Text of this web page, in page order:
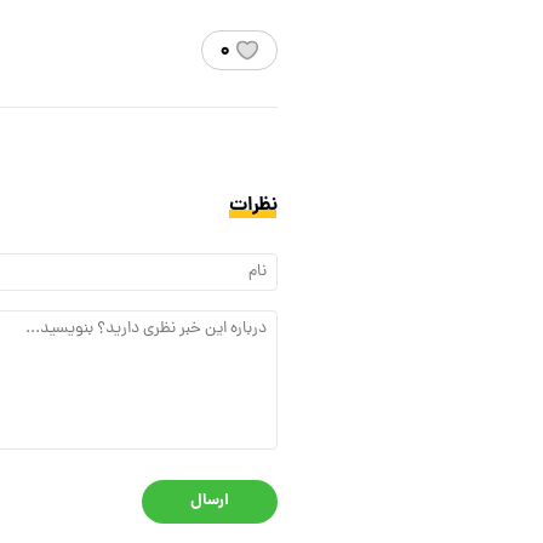
۰
نظرات
ارسال